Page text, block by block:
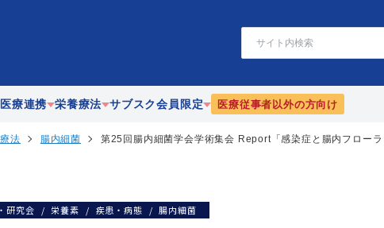
医療連携
連携
栄養療法
リハビリテーション栄養
サブスク会員限定
JEFFライブラリ
医療従事者以外の方向け
法 腸内細菌 第25回腸内細菌学会学術集会 Report「感染症と腸内フロー
研究会 栄養素 疾患・病態 腸内細菌